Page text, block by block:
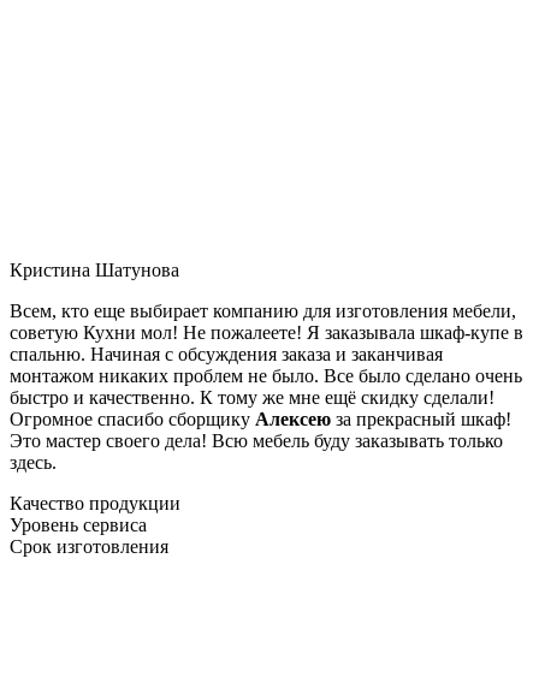
Кристина Шатунова
Всем, кто еще выбирает компанию для изготовления мебели,
советую Кухни мол! Не пожалеете! Я заказывала шкаф-купе в
спальню. Начиная с обсуждения заказа и заканчивая
монтажом никаких проблем не было. Все было сделано очень
быстро и качественно. К тому же мне ещё скидку сделали!
Огромное спасибо сборщику Алексею за прекрасный шкаф!
Это мастер своего дела! Всю мебель буду заказывать только
здесь.
Качество продукции
Уровень сервиса
Срок изготовления